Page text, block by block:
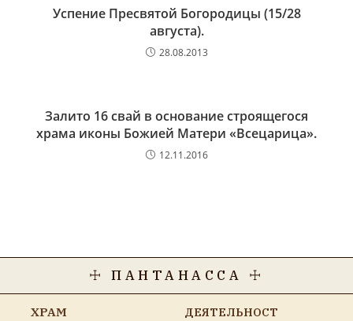
Успение Пресвятой Богородицы (15/28
августа).
28.08.2013
Залито 16 свай в основание строящегося
храма иконы Божией Матери «Всецарица».
12.11.2016
☩ ПАНТАНАССА ☩
ХРАМ
ДЕЯТЕЛЬНОСТ